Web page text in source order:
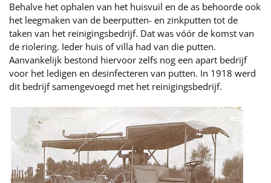
Behalve het ophalen van het huisvuil en de as behoorde ook
het leegmaken van de beerputten- en zinkputten tot de
taken van het reinigingsbedrijf. Dat was vóór de komst van
de riolering. Ieder huis of villa had van die putten.
Aanvankelijk bestond hiervoor zelfs nog een apart bedrijf
voor het ledigen en desinfecteren van putten. In 1918 werd
dit bedrijf samengevoegd met het reinigingsbedrijf.